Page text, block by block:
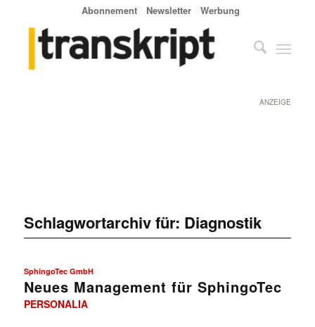
Abonnement Newsletter Werbung
ANZEIGE
Schlagwortarchiv für: Diagnostik
SphingoTec GmbH
Neues Management für SphingoTec
PERSONALIA